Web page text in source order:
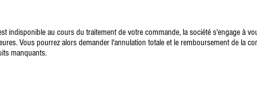
indisponible au cours du traitement de votre commande, la société s'engage à
Vous pourrez alors demander l'annulation totale et le remboursement de la
manquants.